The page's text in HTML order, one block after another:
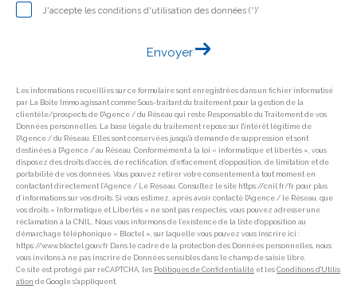
J'accepte les conditions d'utilisation des données (*)*
Envoyer
Les informations recueillies sur ce formulaire sont enregistrées dans un fichier informatisé
par La Boite Immo agissant comme Sous-traitant du traitement pour la gestion de la
clientèle/prospects de l'Agence / du Réseau qui reste Responsable du Traitement de vos
Données personnelles. La base légale du traitement repose sur l'intérêt légitime de
l'Agence / du Réseau. Elles sont conservées jusqu'à demande de suppression et sont
destinées à l'Agence / au Réseau. Conformément à la loi « informatique et libertés », vous
disposez des droits d’accès, de rectification, d’effacement, d’opposition, de limitation et de
portabilité de vos données. Vous pouvez retirer votre consentement à tout moment en
contactant directement l’Agence / Le Réseau. Consultez le site https://cnil.fr/fr pour plus
d’informations sur vos droits. Si vous estimez, après avoir contacté l'Agence / le Réseau, que
vos droits « Informatique et Libertés » ne sont pas respectés, vous pouvez adresser une
réclamation à la CNIL. Nous vous informons de l’existence de la liste d'opposition au
démarchage téléphonique « Bloctel », sur laquelle vous pouvez vous inscrire ici :
https://www.bloctel.gouv.fr Dans le cadre de la protection des Données personnelles, nous
vous invitons à ne pas inscrire de Données sensibles dans le champ de saisie libre.
Ce site est protégé par reCAPTCHA, les Politiques de Confidentialité et les Conditions d'Utilis
ation de Google s'appliquent.